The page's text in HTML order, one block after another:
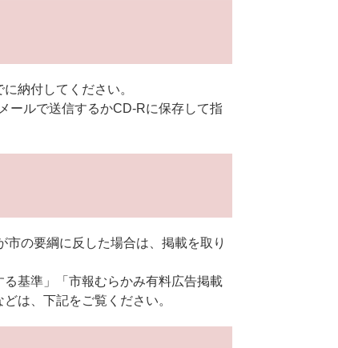
納付してください。
ールで送信するかCD-Rに保存して指
の要綱に反した場合は、掲載を取り
基準」「市報むらかみ有料広告掲載
は、下記をご覧ください。